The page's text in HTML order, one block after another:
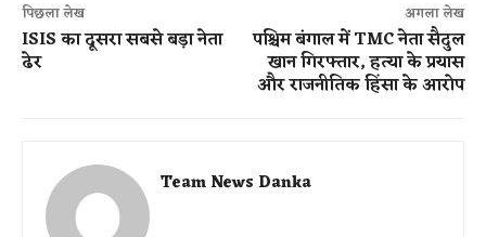
पिछला लेख
ISIS का दूसरा सबसे बड़ा नेता
ढेर
अगला लेख
पश्चिम बंगाल में TMC नेता सैदुल
खान गिरफ्तार, हत्या के प्रयास
और राजनीतिक हिंसा के आरोप
Team News Danka